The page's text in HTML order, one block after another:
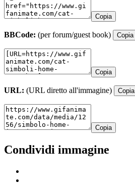
Copia
BBCode: (per forum/guest book) Copia
Copia
URL: (URL diretto all'immagine) Copia
Copia
Condividi immagine